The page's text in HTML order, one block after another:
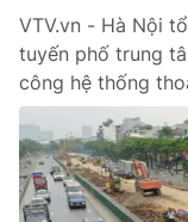
VTV.vn - Hà Nội
tuyến phố trung
công hệ thống